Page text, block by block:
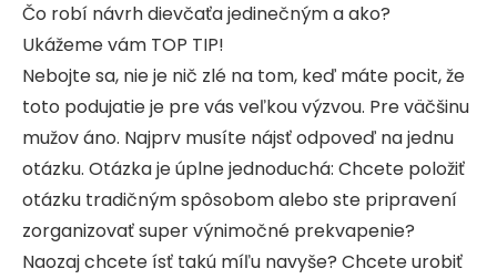
Čo robí návrh dievčaťa jedinečným a ako?
Ukážeme vám TOP TIP!
Nebojte sa, nie je nič zlé na tom, keď máte pocit, že
toto podujatie je pre vás veľkou výzvou. Pre väčšinu
mužov áno. Najprv musíte nájsť odpoveď na jednu
otázku. Otázka je úplne jednoduchá: Chcete položiť
otázku tradičným spôsobom alebo ste pripravení
zorganizovať super výnimočné prekvapenie?
Naozaj chcete ísť takú míľu navyše? Chcete urobiť